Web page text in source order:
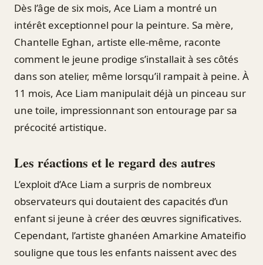
Dès l’âge de six mois, Ace Liam a montré un
intérêt exceptionnel pour la peinture. Sa mère,
Chantelle Eghan, artiste elle-même, raconte
comment le jeune prodige s’installait à ses côtés
dans son atelier, même lorsqu’il rampait à peine. À
11 mois, Ace Liam manipulait déjà un pinceau sur
une toile, impressionnant son entourage par sa
précocité artistique.
Les réactions et le regard des autres
L’exploit d’Ace Liam a surpris de nombreux
observateurs qui doutaient des capacités d’un
enfant si jeune à créer des œuvres significatives.
Cependant, l’artiste ghanéen Amarkine Amateifio
souligne que tous les enfants naissent avec des